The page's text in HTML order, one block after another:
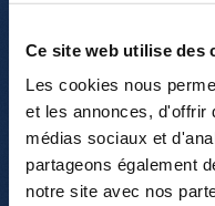
Ce site web utilise des
Les cookies nous
et les annonces, d'offrir
médias sociaux et
partageons également
notre site avec nos
Broschüre mit allen
RESERVIERUNG: -